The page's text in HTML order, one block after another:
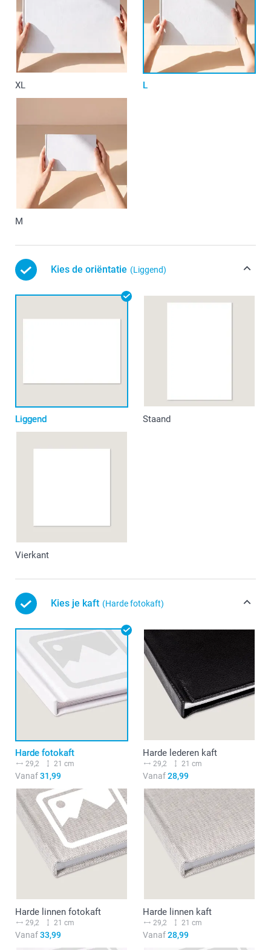
XL L
M
Kies de oriëntatie (Liggend)
Liggend Staand
Vierkant
Kies je kaft (Harde fotokaft)
Harde fotokaft
29,2 21 cm
Vanaf31,99
Harde lederen kaft
29,2 21 cm
Vanaf28,99
Harde linnen fotokaft
29,2 21 cm
Vanaf33,99
Harde linnen kaft
29,2 21 cm
Vanaf28,99